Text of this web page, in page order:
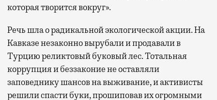
которая творится вокруг».
Речь шла о радикальной экологической акции. На
Кавказе незаконно вырубали и продавали в
Турцию реликтовый буковый лес. Тотальная
коррупция и беззаконие не оставляли
заповеднику шансов на выживание, и активисты
решили спасти буки, прошиповав их огромными